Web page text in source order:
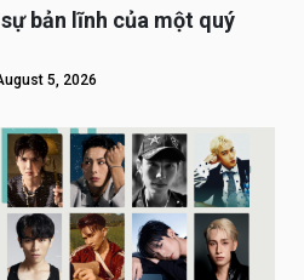
bản lĩnh của một quý
5, 2026